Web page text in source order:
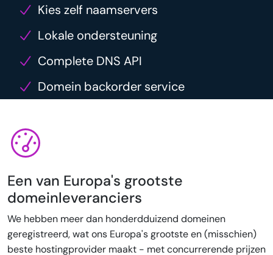
Kies zelf naamservers
Lokale ondersteuning
Complete DNS API
Domein backorder service
Een van Europa's grootste
domeinleveranciers
We hebben meer dan honderdduizend domeinen
geregistreerd, wat ons Europa's grootste en (misschien)
beste hostingprovider maakt - met concurrerende prijzen